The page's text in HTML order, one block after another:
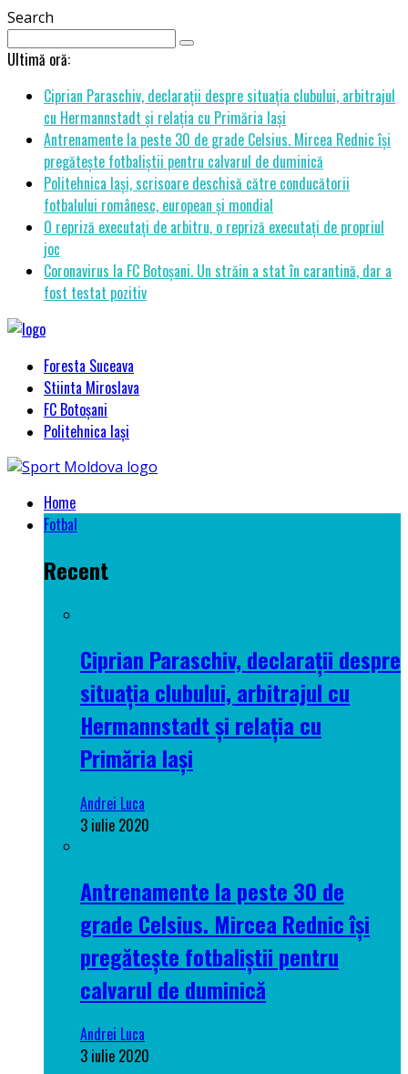
Search
Ultimă oră:
Ciprian Paraschiv, declarații despre situația clubului, arbitrajul
cu Hermannstadt și relația cu Primăria Iași
Antrenamente la peste 30 de grade Celsius. Mircea Rednic își
pregătește fotbaliștii pentru calvarul de duminică
Politehnica Iași, scrisoare deschisă către conducătorii
fotbalului românesc, european și mondial
O repriză executați de arbitru, o repriză executați de propriul
joc
Coronavirus la FC Botoșani. Un străin a stat în carantină, dar a
fost testat pozitiv
Foresta Suceava
Stiinta Miroslava
FC Botoșani
Politehnica Iași
Home
Fotbal
Recent
Ciprian Paraschiv, declarații despre
situația clubului, arbitrajul cu
Hermannstadt și relația cu
Primăria Iași
Andrei Luca
3 iulie 2020
Antrenamente la peste 30 de
grade Celsius. Mircea Rednic își
pregătește fotbaliștii pentru
calvarul de duminică
Andrei Luca
3 iulie 2020